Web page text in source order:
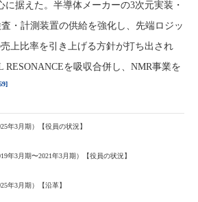
に据えた。半導体メーカーの3次元実装・
・計測装置の供給を強化し、先端ロジッ
上比率を引き上げる方針が打ち出され
RESONANCEを吸収合併し、NMR事業を
年3月期）【役員の状況】
年3月期〜2021年3月期）【役員の状況】
年3月期）【沿革】